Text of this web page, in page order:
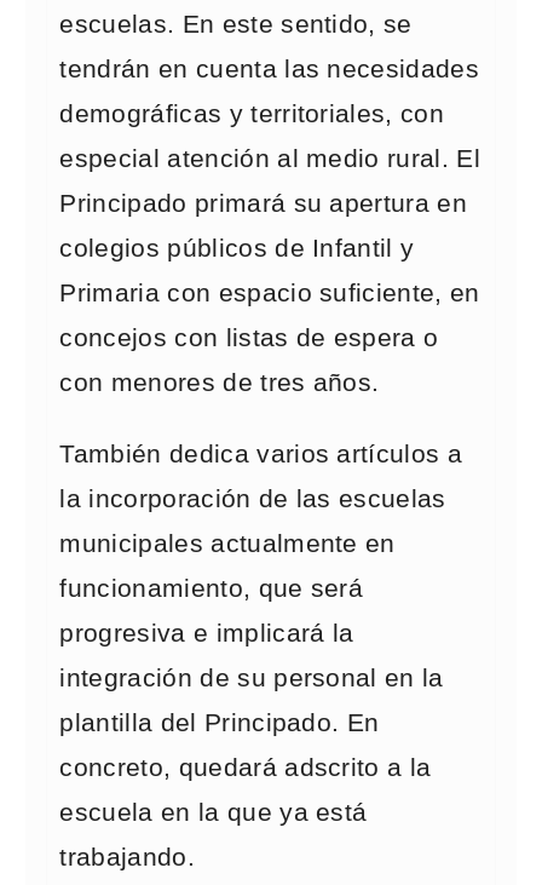
escuelas. En este sentido, se
tendrán en cuenta las necesidades
demográficas y territoriales, con
especial atención al medio rural. El
Principado primará su apertura en
colegios públicos de Infantil y
Primaria con espacio suficiente, en
concejos con listas de espera o
con menores de tres años.
También dedica varios artículos a
la incorporación de las escuelas
municipales actualmente en
funcionamiento, que será
progresiva e implicará la
integración de su personal en la
plantilla del Principado. En
concreto, quedará adscrito a la
escuela en la que ya está
trabajando.